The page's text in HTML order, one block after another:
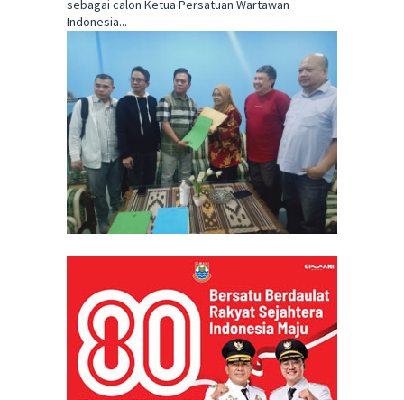
sebagai calon Ketua Persatuan Wartawan
Indonesia...